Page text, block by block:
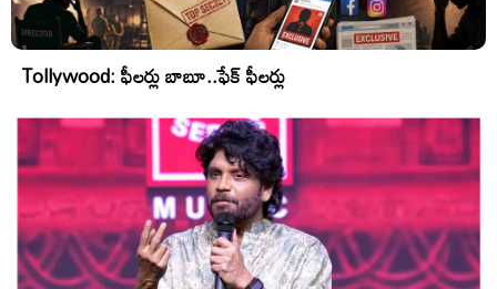
Tollywood: ఫీలర్లు బాబూ..ఫేక్ ఫీలర్లు